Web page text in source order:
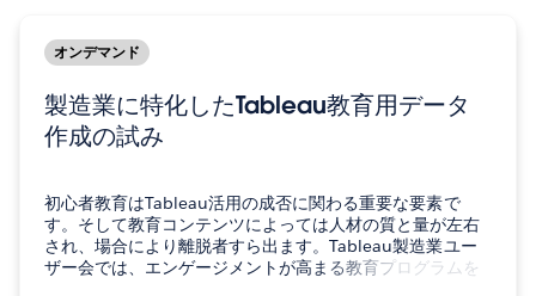
オンデマンド
製造業に特化したTableau教育用データ
作成の試み
初心者教育はTableau活用の成否に関わる重要な要素で
す。そして教育コンテンツによっては人材の質と量が左右
され、場合により離脱者すら出ます。Tableau製造業ユー
ザー会では、エンゲージメントが高まる教育プログラムを